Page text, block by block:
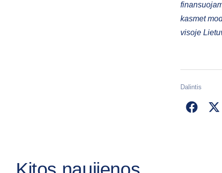
kasmet
visoje
Dalintis